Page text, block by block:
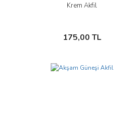
Krem Akfil
175,00 TL
İncele
Sepete Ekle